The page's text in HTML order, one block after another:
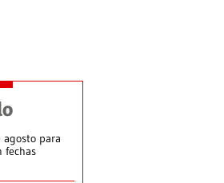
agosto para
fechas